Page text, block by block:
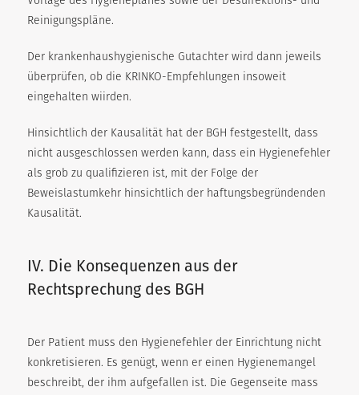
Reinigungspläne.
Der krankenhaushygienische Gutachter wird dann jeweils
überprüfen, ob die KRINKO-Empfehlungen insoweit
eingehalten wiirden.
Hinsichtlich der Kausalität hat der BGH festgestellt, dass
nicht ausgeschlossen werden kann, dass ein Hygienefehler
als grob zu qualifizieren ist, mit der Folge der
Beweislastumkehr hinsichtlich der haftungsbegründenden
Kausalität.
IV. Die Konsequenzen aus der
Rechtsprechung des BGH
Der Patient muss den Hygienefehler der Einrichtung nicht
konkretisieren. Es genügt, wenn er einen Hygienemangel
beschreibt, der ihm aufgefallen ist. Die Gegenseite mass